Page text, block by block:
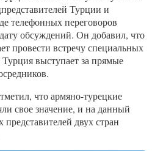
Турции и
телефонных переговоров
обсуждений. Он добавил, что
провести встречу специальных
выступает за прямые
что армяно-турецкие
свое значение, и на данный
двух стран